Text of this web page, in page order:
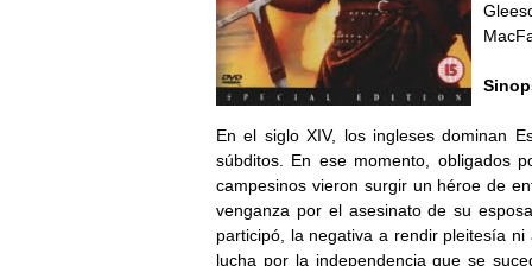
En el siglo XIV, los ingleses dominan
súbditos. En ese momento, obligados
campesinos vieron surgir un héroe de
venganza por el asesinato de su
participó, la negativa a rendir pleitesía
lucha por la independencia que se